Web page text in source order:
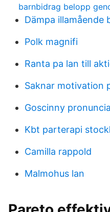
barnbidrag belopp
Dämpa illamående
Polk magnifi
Ranta pa lan till
Saknar motivation
Goscinny
Kbt parterapi
Camilla rappold
Malmohus lan